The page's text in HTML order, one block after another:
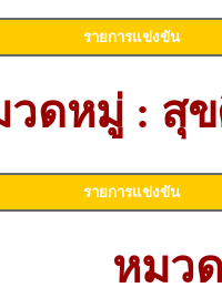
รายการแข่งขัน
วดหมู่ : สุ
รายการแข่งขัน
หมว